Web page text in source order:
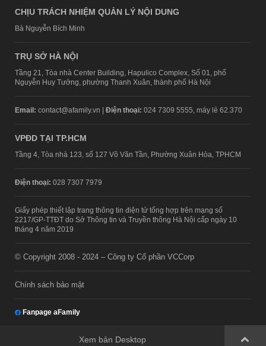
CHỊU TRÁCH NHIỆM QUẢN LÝ NỘI DUNG
Bà Nguyễn Bích Minh
TRỤ SỞ HÀ NỘI
Tầng 21, Tòa nhà Center Building, Hapulico Complex, Số 01, phố
Nguyễn Huy Tưởng, phường Thanh Xuân, thành phố Hà Nội
Email: contact@afamily.vn | Điện thoại: 024 7309 5555, máy lẻ 62.370
VPĐD TẠI TP.HCM
Tầng 4, Tòa nhà 123, số 127 Võ Văn Tần, Phường Xuân Hòa, TPHCM
Điện thoại: 028 7307 7979
Giấy phép thiết lập trang thông tin điện tử tổng hợp trên mạng số
2217/GP-TTĐT do Sở Thông tin và Truyền thông Hà Nội cấp ngày 10
tháng 4 năm 2019
© Copyright 2008 - 2024 – Công ty Cổ phần VCCorp
Chính sách bảo mật
Fanpage aFamily
Xem bản Desktop